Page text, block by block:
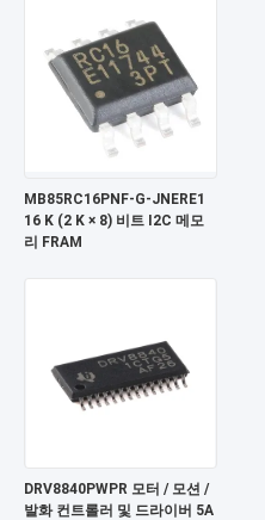
MB85RC16PNF-G-JNERE1
16 K (2 K × 8) 비트 I2C 메모
리 FRAM
DRV8840PWPR 모터 / 모션 /
발화 컨트롤러 및 드라이버 5A